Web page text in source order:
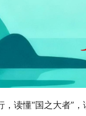
读懂“国之大者”，